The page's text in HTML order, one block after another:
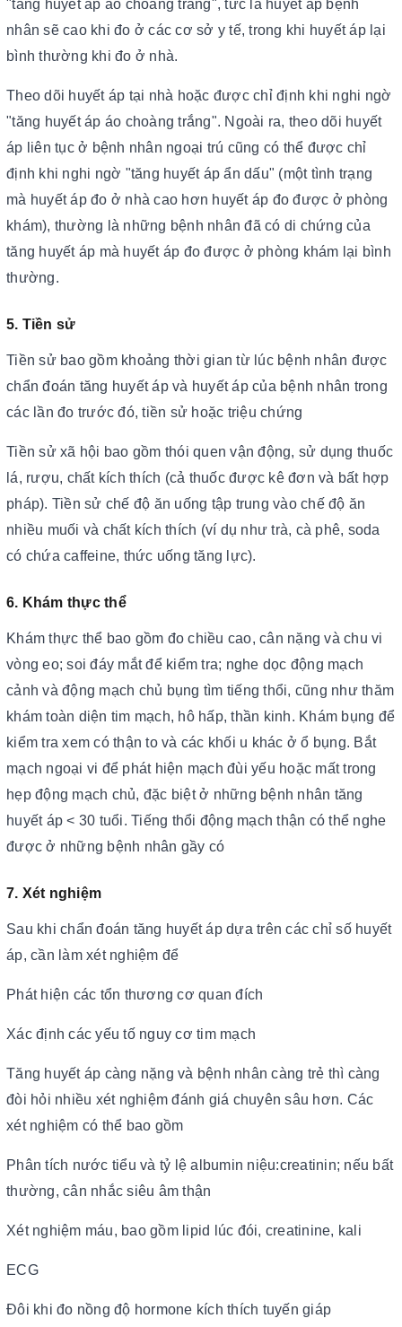
"tăng huyết áp áo choàng trắng", tức là huyết áp bệnh
nhân sẽ cao khi đo ở các cơ sở y tế, trong khi huyết áp lại
bình thường khi đo ở nhà.
Theo dõi huyết áp tại nhà hoặc được chỉ định khi nghi ngờ
"tăng huyết áp áo choàng trắng". Ngoài ra, theo dõi huyết
áp liên tục ở bệnh nhân ngoại trú cũng có thể được chỉ
định khi nghi ngờ "tăng huyết áp ẩn dấu" (một tình trạng
mà huyết áp đo ở nhà cao hơn huyết áp đo được ở phòng
khám), thường là những bệnh nhân đã có di chứng của
tăng huyết áp mà huyết áp đo được ở phòng khám lại bình
thường.
5. Tiền sử
Tiền sử bao gồm khoảng thời gian từ lúc bệnh nhân được
chẩn đoán tăng huyết áp và huyết áp của bệnh nhân trong
các lần đo trước đó, tiền sử hoặc triệu chứng
Tiền sử xã hội bao gồm thói quen vận động, sử dụng thuốc
lá, rượu, chất kích thích (cả thuốc được kê đơn và bất hợp
pháp). Tiền sử chế độ ăn uống tập trung vào chế độ ăn
nhiều muối và chất kích thích (ví dụ như trà, cà phê, soda
có chứa caffeine, thức uống tăng lực).
6. Khám thực thể
Khám thực thể bao gồm đo chiều cao, cân nặng và chu vi
vòng eo; soi đáy mắt để kiểm tra; nghe dọc động mạch
cảnh và động mạch chủ bụng tìm tiếng thổi, cũng như thăm
khám toàn diện tim mạch, hô hấp, thần kinh. Khám bụng để
kiểm tra xem có thận to và các khối u khác ở ổ bụng. Bắt
mạch ngoại vi để phát hiện mạch đùi yếu hoặc mất trong
hẹp động mạch chủ, đặc biệt ở những bệnh nhân tăng
huyết áp < 30 tuổi. Tiếng thổi động mạch thận có thể nghe
được ở những bệnh nhân gầy có
7. Xét nghiệm
Sau khi chẩn đoán tăng huyết áp dựa trên các chỉ số huyết
áp, cần làm xét nghiệm để
Phát hiện các tổn thương cơ quan đích
Xác định các yếu tố nguy cơ tim mạch
Tăng huyết áp càng nặng và bệnh nhân càng trẻ thì càng
đòi hỏi nhiều xét nghiệm đánh giá chuyên sâu hơn. Các
xét nghiệm có thể bao gồm
Phân tích nước tiểu và tỷ lệ albumin niệu:creatinin; nếu bất
thường, cân nhắc siêu âm thận
Xét nghiệm máu, bao gồm lipid lúc đói, creatinine, kali
ECG
Đôi khi đo nồng độ hormone kích thích tuyến giáp